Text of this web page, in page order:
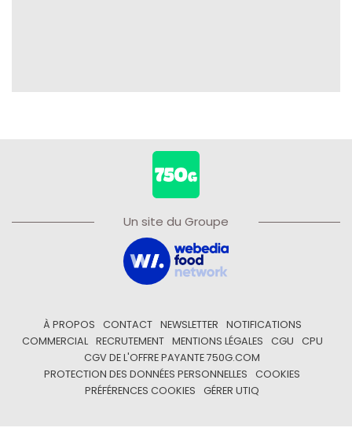
Un site du Groupe
À PROPOS CONTACT NEWSLETTER
NOTIFICATIONS
COMMERCIAL
RECRUTEMENT MENTIONS LÉGALES CGU
CPU
CGV DE L'OFFRE PAYANTE 750G.COM
PROTECTION DES DONNÉES PERSONNELLES
COOKIES
PRÉFÉRENCES COOKIES
GÉRER UTIQ